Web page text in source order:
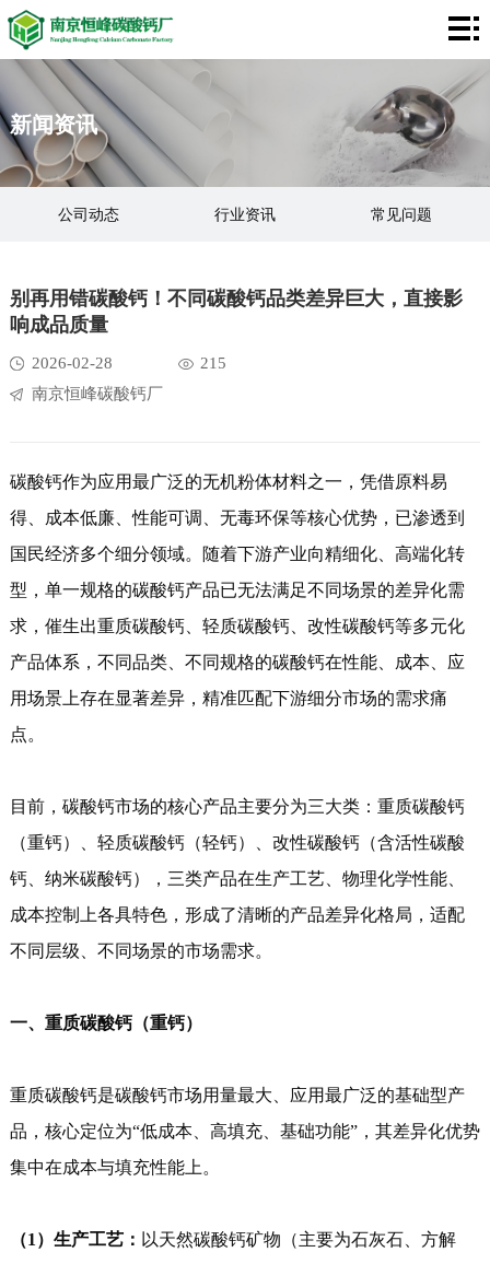
网
首
页
酸
钙
膨
润
关
们
案
例
用
领
视
频
心
新
资
讯
系
我
新闻资讯
公司动态 行业资讯 常见问题
别再用错碳酸钙！不同碳酸钙品类差异巨大，直接影
响成品质量
2026-02-28
215
南京恒峰碳酸钙厂
碳酸钙作为应用最广泛的无机粉体材料之一，凭借原料易
得、成本低廉、性能可调、无毒环保等核心优势，已渗透到
国民经济多个细分领域。随着下游产业向精细化、高端化转
型，单一规格的碳酸钙产品已无法满足不同场景的差异化需
求，催生出重质碳酸钙、轻质碳酸钙、改性碳酸钙等多元化
产品体系，不同品类、不同规格的碳酸钙在性能、成本、应
用场景上存在显著差异，精准匹配下游细分市场的需求痛
点。
目前，碳酸钙市场的核心产品主要分为三大类：重质碳酸钙
（重钙）、轻质碳酸钙（轻钙）、改性碳酸钙（含活性碳酸
钙、纳米碳酸钙），三类产品在生产工艺、物理化学性能、
成本控制上各具特色，形成了清晰的产品差异化格局，适配
不同层级、不同场景的市场需求。
一、重质碳酸钙（重钙）
重质碳酸钙是碳酸钙市场用量最大、应用最广泛的基础型产
品，核心定位为“低成本、高填充、基础功能”，其差异化优势
集中在成本与填充性能上。
（1）生产工艺： 以天然碳酸钙矿物（主要为石灰石、方解